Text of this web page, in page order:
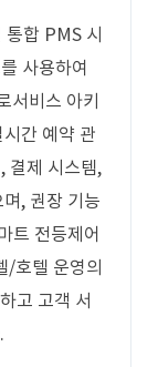
합 PMS 시
사용하여
서비스 아키
간 예약 관
결제 시스템,
, 권장 기능
트 전등제어
/호텔 운영의
고 고객 서